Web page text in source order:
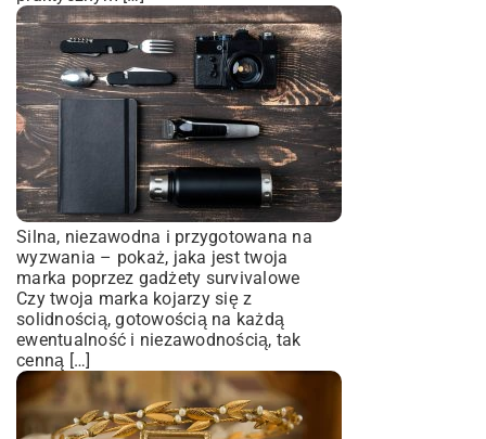
Silna, niezawodna i przygotowana na
wyzwania – pokaż, jaka jest twoja
marka poprzez gadżety survivalowe
Czy twoja marka kojarzy się z
solidnością, gotowością na każdą
ewentualność i niezawodnością, tak
cenną […]